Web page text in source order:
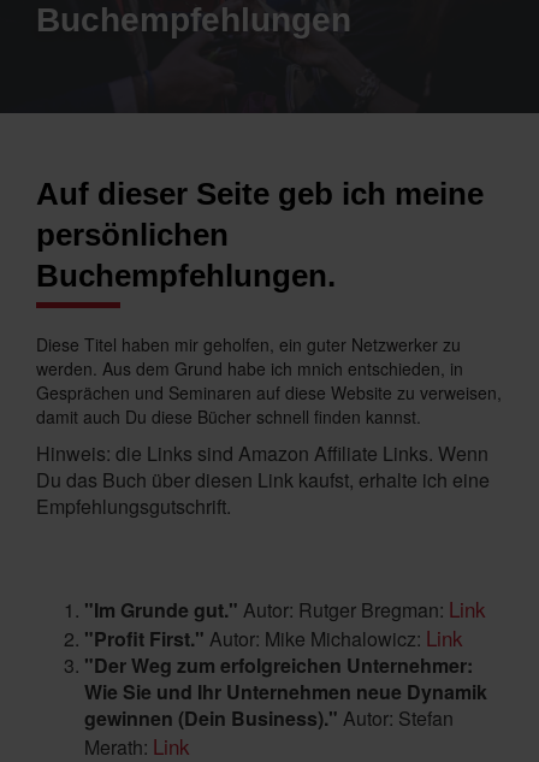
Buchempfehlungen
Auf dieser Seite geb ich meine
persönlichen
Buchempfehlungen.
Diese Titel haben mir geholfen, ein guter Netzwerker zu
werden. Aus dem Grund habe ich mnich entschieden, in
Gesprächen und Seminaren auf diese Website zu verweisen,
damit auch Du diese Bücher schnell finden kannst.
Hinweis: die Links sind Amazon Affiliate Links. Wenn
Du das Buch über diesen Link kaufst, erhalte ich eine
Empfehlungsgutschrift.
"Im Grunde gut." Autor: Rutger Bregman: Link
"Profit First." Autor: Mike Michalowicz: Link
"Der Weg zum erfolgreichen Unternehmer:
Wie Sie und Ihr Unternehmen neue Dynamik
gewinnen (Dein Business)." Autor: Stefan
Merath: Link